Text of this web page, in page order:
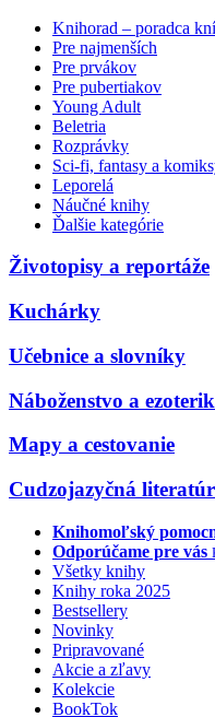
Knihorad – poradca
Pre najmenších
Pre prvákov
Pre pubertiakov
Young Adult
Beletria
Rozprávky
Sci-fi, fantasy a
Leporelá
Náučné knihy
Ďalšie kategórie
Životopisy a reportáže
Kuchárky
Učebnice a slovníky
Náboženstvo a
Mapy a cestovanie
Cudzojazyčná
Knihomoľský
Odporúčame pre vás
Všetky knihy
Knihy roka 2025
Bestsellery
Novinky
Pripravované
Akcie a zľavy
Kolekcie
BookTok